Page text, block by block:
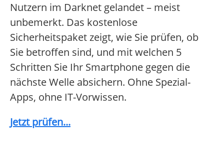
Nutzern im Darknet gelandet – meist
unbemerkt. Das kostenlose
Sicherheitspaket zeigt, wie Sie prüfen, ob
Sie betroffen sind, und mit welchen 5
Schritten Sie Ihr Smartphone gegen die
nächste Welle absichern. Ohne Spezial-
Apps, ohne IT-Vorwissen.
Jetzt prüfen...